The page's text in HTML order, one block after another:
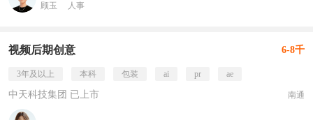
顾玉 人事
视频后期创意 6-8千
3年及以上 本科 包装 ai pr ae
中天科技集团 已上市 南通